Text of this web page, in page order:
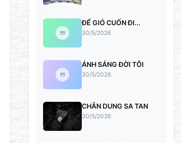
ĐỂ GIÓ CUỐN ĐI...
30/5/2026
ÁNH SÁNG ĐỜI TÔI
30/5/2026
CHÂN DUNG SA TAN
30/5/2026